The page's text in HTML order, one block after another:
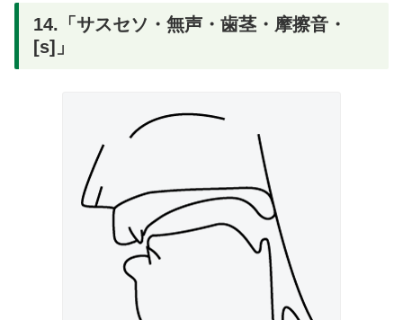
14.「サスセソ・無声・歯茎・摩擦音・
[s]」